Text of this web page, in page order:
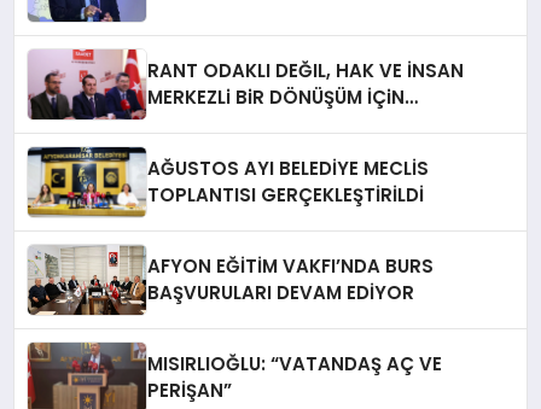
RANT ODAKLI DEĞIL, HAK VE İNSAN
MERKEZLi BiR DÖNÜŞÜM İÇiN
AĞUSTOS AYI BELEDİYE MECLİS
TOPLANTISI GERÇEKLEŞTİRİLDİ
AFYON EĞİTİM VAKFI’NDA BURS
BAŞVURULARI DEVAM EDİYOR
MISIRLIOĞLU: “VATANDAŞ AÇ VE
PERİŞAN”